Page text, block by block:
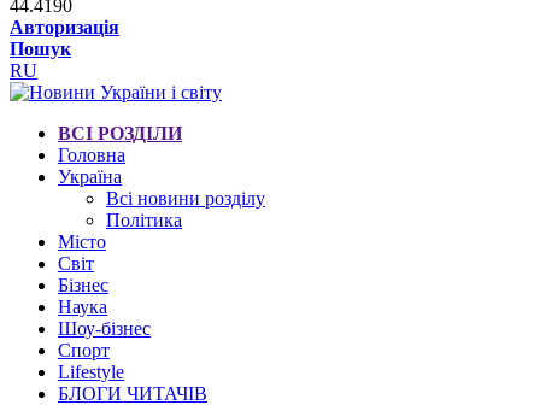
44.4190
Авторизація
Пошук
RU
ВСІ РОЗДІЛИ
Головна
Україна
Всі новини розділу
Політика
Місто
Світ
Бізнес
Наука
Шоу-бізнес
Спорт
Lifestyle
БЛОГИ ЧИТАЧІВ